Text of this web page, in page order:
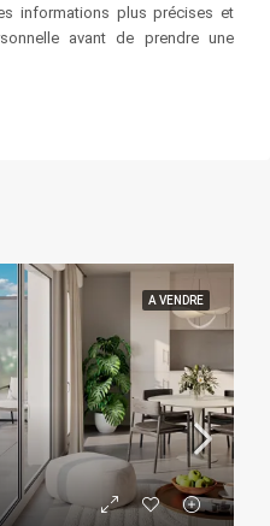
informations plus précises et
avant de prendre une
A VENDRE